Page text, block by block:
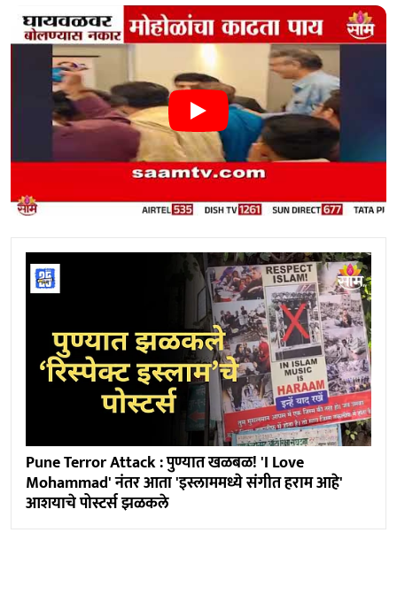
Pune Terror Attack : पुण्यात खळबळ! 'I Love
Mohammad' नंतर आता 'इस्लाममध्ये संगीत हराम आहे'
आशयाचे पोस्टर्स झळकले